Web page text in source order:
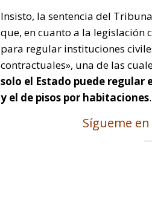
Insisto, la sentencia del
que, en cuanto a la legislación
para regular instituciones
contractuales», una de las
solo el Estado puede regular
y el de pisos por habitaciones.
Sígueme